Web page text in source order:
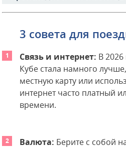
3 совета для
Связь и интернет: В 2026
Кубе стала намного
местную карту или
интернет часто платный
времени.
Валюта: Берите с собой